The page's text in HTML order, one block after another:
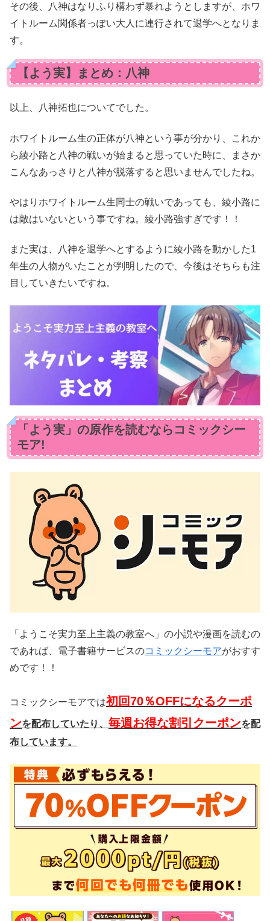
その後、八神はなりふり構わず暴れようとしますが、ホワ
イトルーム関係者っぽい大人に連行されて退学へとなりま
す。
【よう実】まとめ：八神
以上、八神拓也についてでした。
ホワイトルーム生の正体が八神という事が分かり、これか
ら綾小路と八神の戦いが始まると思っていた時に、まさか
こんなあっさりと八神が脱落すると思いませんでしたね。
やはりホワイトルーム生同士の戦いであっても、綾小路に
は敵はいないという事ですね。綾小路強すぎです！！
また実は、八神を退学へとするように綾小路を動かした1
年生の人物がいたことが判明したので、今後はそちらも注
目していきたいですね。
「よう実」の原作を読むならコミックシー
モア!
「ようこそ実力至上主義の教室へ」の小説や漫画を読むの
であれば、電子書籍サービスのコミックシーモアがおすす
めです！！
コミックシーモアでは初回70％OFFになるクーポ
ンを配布していたり、 毎週お得な割引クーポンを配
布しています。